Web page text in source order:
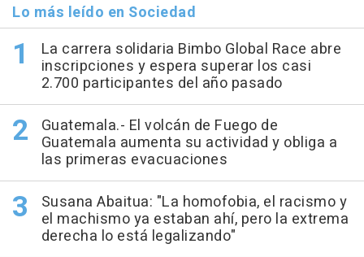
Lo más leído en Sociedad
La carrera solidaria Bimbo Global Race abre
inscripciones y espera superar los casi
2.700 participantes del año pasado
Guatemala.- El volcán de Fuego de
Guatemala aumenta su actividad y obliga a
las primeras evacuaciones
Susana Abaitua: "La homofobia, el racismo y
el machismo ya estaban ahí, pero la extrema
derecha lo está legalizando"